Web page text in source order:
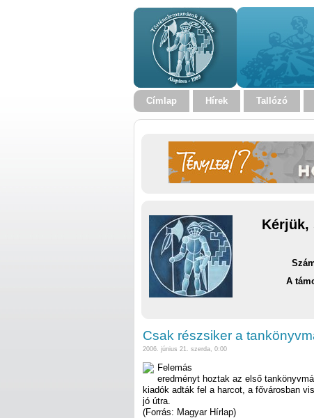
Címlap Hírek Tallózó
Kérjük,
A
Csak részsiker a
2006. június 21. szerda, 0:00
Felemás
eredményt hoztak az első
kiadók adták fel a harcot, a fővárosban
jó útra.
(Forrás: Magyar Hírlap)